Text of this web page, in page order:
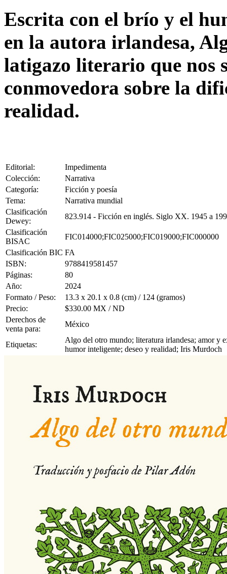
Escrita con el brío y el
en la autora irlandesa,
latigazo literario que nos
conmovedora sobre la
realidad.
Editorial:
Impedimenta
Colección:
Narrativa
Categoría:
Ficción y poesía
Tema:
Narrativa mundial
Clasificación
Dewey:
823.914 - Ficción en inglés. Siglo XX. 1945 a
Clasificación
BISAC
FIC014000;FIC025000;FIC019000;FIC000000
Clasificación BIC FA
ISBN:
9788419581457
Páginas:
80
Año:
2024
Formato / Peso:
13.3 x 20.1 x 0.8 (cm) / 124 (gramos)
Precio:
$330.00 MX / ND
Derechos de
venta para:
México
Etiquetas:
Algo del otro mundo; literatura irlandesa; amor y
humor inteligente; deseo y realidad; Iris Murdoch